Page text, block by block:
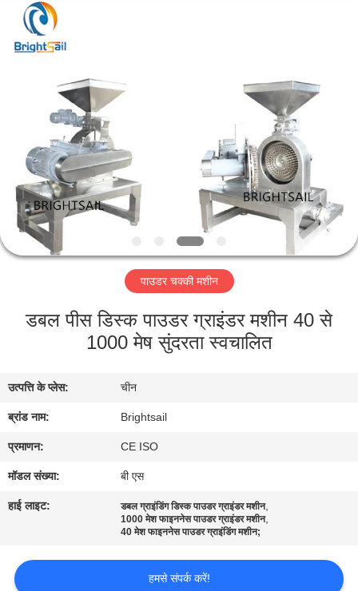
उत्पादों
वीडियो
हमारे
बारे
गुणवत्ता
नियंत्रण
संपर्क
समाचार
Jiangyin
Brightsail
Machinery
Co.,Ltd..
Rights
पाउडर चक्की मशीन
डबल पीस डिस्क पाउडर ग्राइंडर मशीन 40 से
1000 मेष सुंदरता स्वचालित
उत्पत्ति के प्लेस: चीन
ब्रांड नाम: Brightsail
प्रमाणन: CE ISO
मॉडल संख्या: बी एस
हाई लाइट: डबल ग्राइंडिंग डिस्क पाउडर ग्राइंडर मशीन,
1000 मेश फाइननेस पाउडर ग्राइंडर मशीन,
40 मेश फाइननेस पाउडर ग्राइंडिंग मशीन;
हमसे संपर्क करें!